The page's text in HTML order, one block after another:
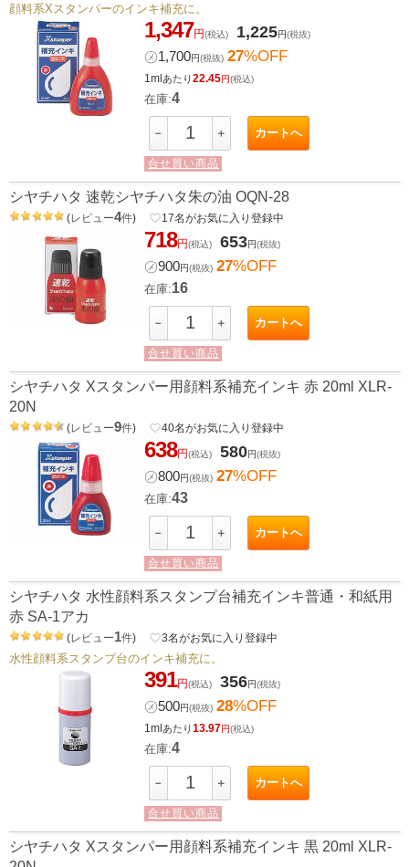
顔料系Xスタンパーのインキ補充に。
1,347円(税込) 1,225円(税抜)
㋱1,700円(税抜) 27%OFF
1mlあたり22.45円(税込)
在庫:4
－ ＋ カートへ
合せ買い商品
シヤチハタ 速乾シヤチハタ朱の油 OQN-28
(レビュー4件) favorite_border17名がお気に入り登録中
718円(税込) 653円(税抜)
㋱900円(税抜) 27%OFF
在庫:16
－ ＋ カートへ
合せ買い商品
シヤチハタ Xスタンパー用顔料系補充インキ 赤 20ml XLR-
20N
(レビュー9件) favorite_border40名がお気に入り登録中
638円(税込) 580円(税抜)
㋱800円(税抜) 27%OFF
在庫:43
－ ＋ カートへ
合せ買い商品
シヤチハタ 水性顔料系スタンプ台補充インキ普通・和紙用
赤 SA-1アカ
(レビュー1件) favorite_border3名がお気に入り登録中
水性顔料系スタンプ台のインキ補充に。
391円(税込) 356円(税抜)
㋱500円(税抜) 28%OFF
1mlあたり13.97円(税込)
在庫:4
－ ＋ カートへ
合せ買い商品
シヤチハタ Xスタンパー用顔料系補充インキ 黒 20ml XLR-